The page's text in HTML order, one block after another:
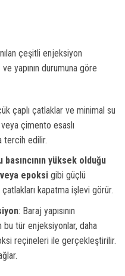
çeşitli enjeksiyon
ve yapının durumuna göre
çaplı çatlaklar ve minimal su
veya çimento esaslı
tercih edilir.
basıncının yüksek olduğu
epoksigibi güçlü
kapatma işlevi görür.
: Baraj yapısının
bu tür enjeksiyonlar, daha
reçineleri ile gerçekleştirilir.